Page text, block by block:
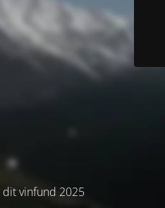
vinfund 2025